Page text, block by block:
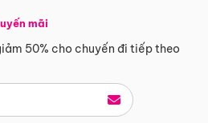
mãi
50% cho chuyến đi tiếp theo